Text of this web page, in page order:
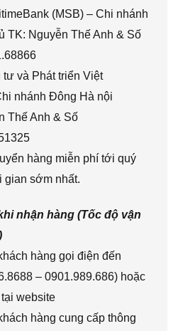
(MSB) – Chi nhánh
TK: Nguyễn Thế Anh & Số
và Phát triển Việt
nhánh Đông Hà nội
Thế Anh & Số
hàng miễn phí tới quý
gian sớm nhất.
nhận hàng (Tốc độ vận
hàng gọi điện đến
– 0901.989.686) hoặc
website
hàng cung cấp thông